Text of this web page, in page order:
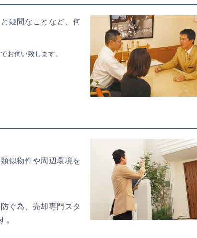
疑問なことなど、何
お伺い致します。
似物件や周辺環境を
ぐ為、売却専門スタ
。